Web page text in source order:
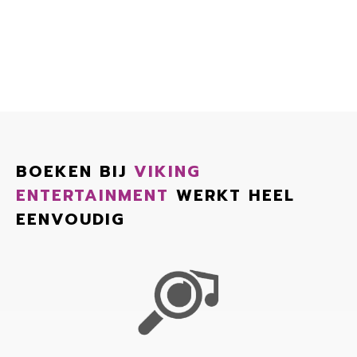
BOEKEN BIJ VIKING
ENTERTAINMENT WERKT HEEL
EENVOUDIG